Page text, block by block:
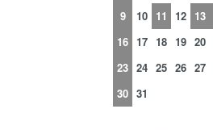
9
10 11 12 13
16 17 18 19 20
23 24 25 26 27
30 31